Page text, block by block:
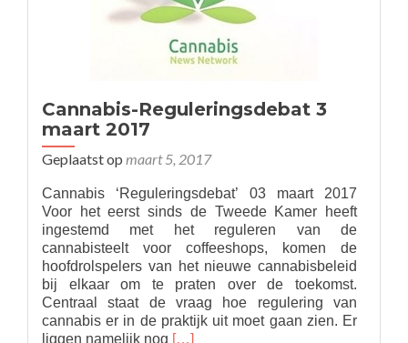
Cannabis-Reguleringsdebat 3
maart 2017
Geplaatst op maart 5, 2017
Cannabis ‘Reguleringsdebat’ 03 maart 2017
Voor het eerst sinds de Tweede Kamer heeft
ingestemd met het reguleren van de
cannabisteelt voor coffeeshops, komen de
hoofdrolspelers van het nieuwe cannabisbeleid
bij elkaar om te praten over de toekomst.
Centraal staat de vraag hoe regulering van
cannabis er in de praktijk uit moet gaan zien. Er
liggen namelijk nog Read
[…]